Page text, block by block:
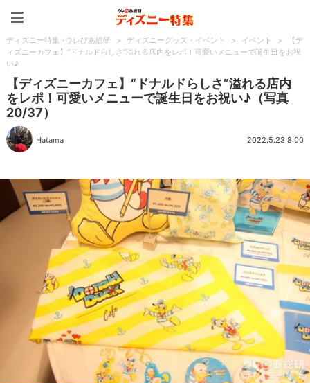
ディズニー特集 -ウレぴあ総研 > ディズニーグッズ・イベント > イベント >
【デ
ィズニーカフェ】“ドナルドらしさ”溢れる店内をレポ！可愛いメニューで誕生日をお祝
い♪
【ディズニーカフェ】“ドナルドらしさ”溢れる店内
をレポ！可愛いメニューで誕生日をお祝い♪（写真
20/37）
Hatama 2022.5.23 8:00